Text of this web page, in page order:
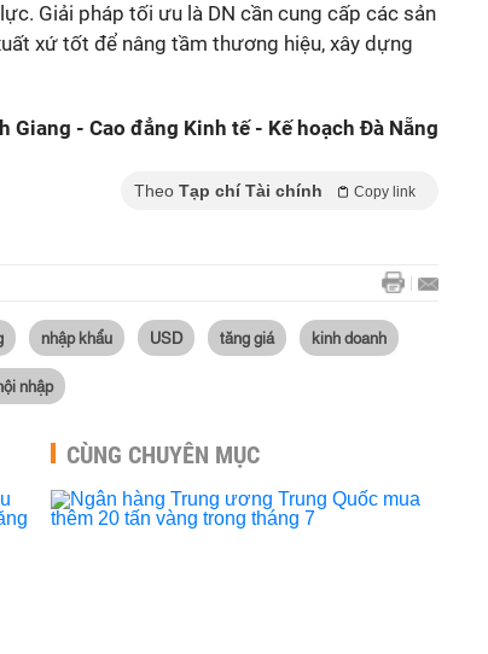
Giải pháp tối ưu là DN cần cung cấp các sản
xứ tốt để nâng tầm thương hiệu, xây dựng
Giang - Cao đẳng Kinh tế - Kế hoạch Đà Nẵng
Theo Tạp chí Tài chính Copy link
nhập khẩu USD tăng giá kinh doanh
nhập
CÙNG CHUYÊN MỤC